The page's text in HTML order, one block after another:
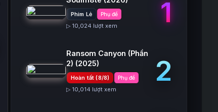
Phim Lẻ Phụ đề
▷ 10,024 lượt xem 1
Ransom Canyon (Phần
2) (2025)
Hoàn tất (8/8) Phụ đề
▷ 10,014 lượt xem
2